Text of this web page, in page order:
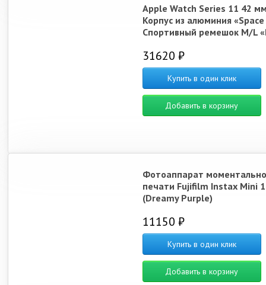
Apple Watch Series 11 42
Корпус из алюминия
Спортивный ремешок M/L
31620 ₽
Купить в один клик
Добавить в корзину
Фотоаппарат
печати Fujifilm Instax Mini
(Dreamy Purple)
11150 ₽
Купить в один клик
Добавить в корзину